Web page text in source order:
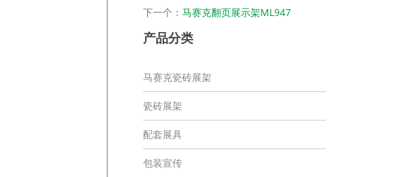
下一个： 马赛克翻页展示架ML947
产品分类
马赛克瓷砖展架
瓷砖展架
配套展具
包装宣传